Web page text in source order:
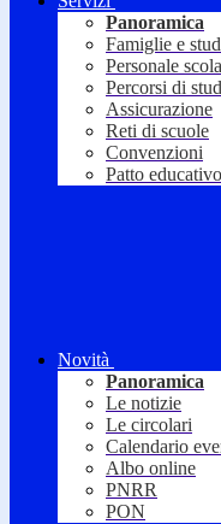
Panoramica
Famiglie e
Personale
Percorsi di
Assicurazione
Reti di scuole
Convenzioni
Patto
Novità
Panoramica
Le notizie
Le circolari
Calendario
Albo online
PNRR
PON